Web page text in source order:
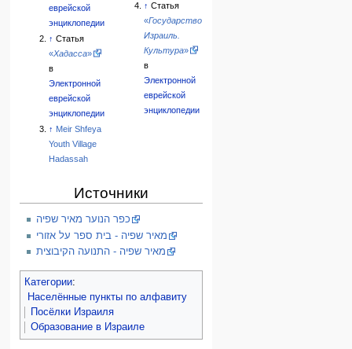
еврейской
энциклопедии
↑ Статья
«Хадасса»
в
Электронной
еврейской
энциклопедии
↑ Meir Shfeya
Youth Village
Hadassah
↑ Статья
«Государство
Израиль.
Культура»
в
Электронной
еврейской
энциклопедии
Источники
כפר הנוער מאיר שפיה
מאיר שפיה - בית ספר על אזורי
מאיר שפיה - התנועה הקיבוצית
Категории:
Населённые пункты по алфавиту
Посёлки Израиля
Образование в Израиле